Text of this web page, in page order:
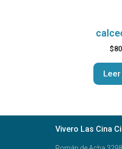
$
Vivero Las Cina